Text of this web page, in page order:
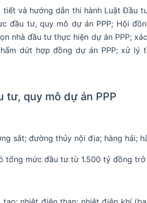
tiết và hướng dẫn thi hành Luật Đầu
đầu tư, quy mô dự án PPP; Hội
nhà đầu tư thực hiện dự án PPP;
dứt hợp đồng dự án PPP; xử
tư, quy mô dự án PPP
sắt; đường thủy nội địa; hàng hải;
tổng mức đầu tư từ 1.500 tỷ đồng trở